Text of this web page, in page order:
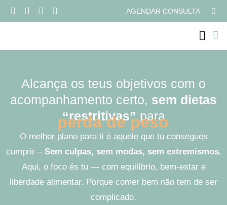
AGENDAR CONSULTA
Alcança os teus objetivos com o
acompanhamento certo, sem dietas
“restritivas”para
perda de peso
O melhor plano para ti é aquele que tu consegues
cumprir – Sem culpas, sem modas, sem extremismos.
Aqui, o foco és tu — com equilíbrio, bem-estar e
liberdade alimentar. Porque comer bem não tem de ser
complicado.